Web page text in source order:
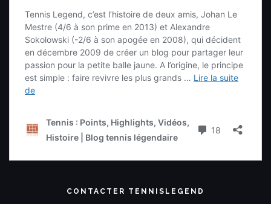
CONTACTER TENNISLEGEND